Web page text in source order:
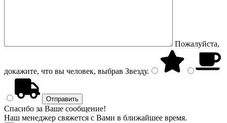
Пожалуйста,
докажите, что вы человек, выбрав Звезду.
Спасибо за Ваше сообщение!
Наш менеджер свяжется с Вами в ближайшее время.